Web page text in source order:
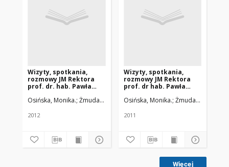
Wizyty, spotkania,
rozmowy JM Rektora
prof. dr. hab. Pawła
VIII 2012)
Osińska, Monika. Żmuda, Ryszard. Red. nacz.
2012
Wizyty, spotkania,
rozmowy JM Rektora
prof. dr hab. Pawła
IX 2011)
Osińska, Monika. Żmuda, Ryszard.
2011
Więcej